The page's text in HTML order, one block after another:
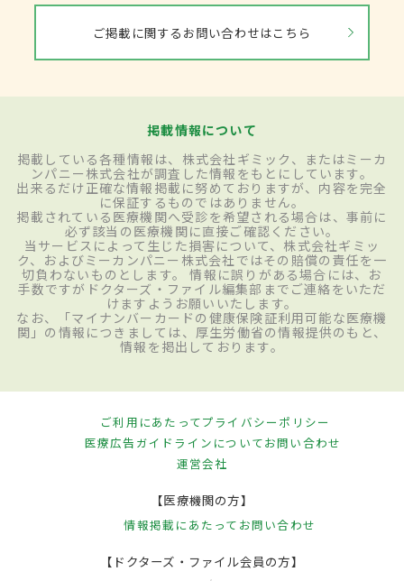
ご掲載に関するお問い合わせはこちら
掲載情報について
掲載している各種情報は、株式会社ギミック、またはミーカ
ンパニー株式会社が調査した情報をもとにしています。
出来るだけ正確な情報掲載に努めておりますが、内容を完全
に保証するものではありません。
掲載されている医療機関へ受診を希望される場合は、事前に
必ず該当の医療機関に直接ご確認ください。
当サービスによって生じた損害について、株式会社ギミッ
ク、およびミーカンパニー株式会社ではその賠償の責任を一
切負わないものとします。 情報に誤りがある場合には、お
手数ですがドクターズ・ファイル編集部までご連絡をいただ
けますようお願いいたします。
なお、「マイナンバーカードの健康保険証利用可能な医療機
関」の情報につきましては、厚生労働省の情報提供のもと、
情報を掲出しております。
ご利用にあたってプライバシーポリシー
医療広告ガイドラインについてお問い合わせ
運営会社
【医療機関の方】
情報掲載にあたって お問い合わせ
【ドクターズ・ファイル会員の方】